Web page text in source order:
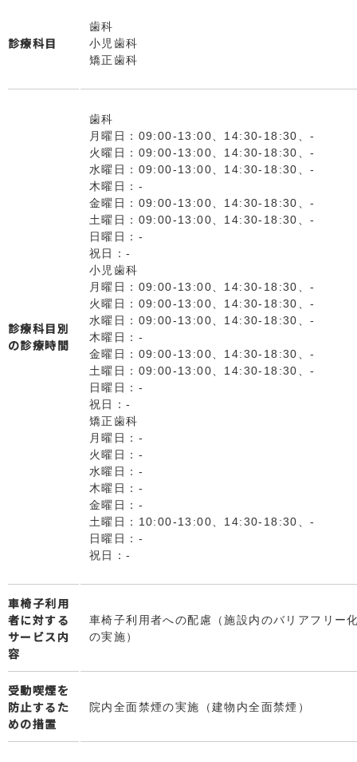
診療科目
歯科
小児歯科
矯正歯科
診療科目別
の診療時間
歯科
月曜日：09:00-13:00、14:30-18:30、-
火曜日：09:00-13:00、14:30-18:30、-
水曜日：09:00-13:00、14:30-18:30、-
木曜日：-
金曜日：09:00-13:00、14:30-18:30、-
土曜日：09:00-13:00、14:30-18:30、-
日曜日：-
祝日：-
小児歯科
月曜日：09:00-13:00、14:30-18:30、-
火曜日：09:00-13:00、14:30-18:30、-
水曜日：09:00-13:00、14:30-18:30、-
木曜日：-
金曜日：09:00-13:00、14:30-18:30、-
土曜日：09:00-13:00、14:30-18:30、-
日曜日：-
祝日：-
矯正歯科
月曜日：-
火曜日：-
水曜日：-
木曜日：-
金曜日：-
土曜日：10:00-13:00、14:30-18:30、-
日曜日：-
祝日：-
車椅子利用
者に対する
サービス内
容
車椅子利用者への配慮（施設内のバリアフリー
の実施）
受動喫煙を
防止するた
めの措置
院内全面禁煙の実施（建物内全面禁煙）